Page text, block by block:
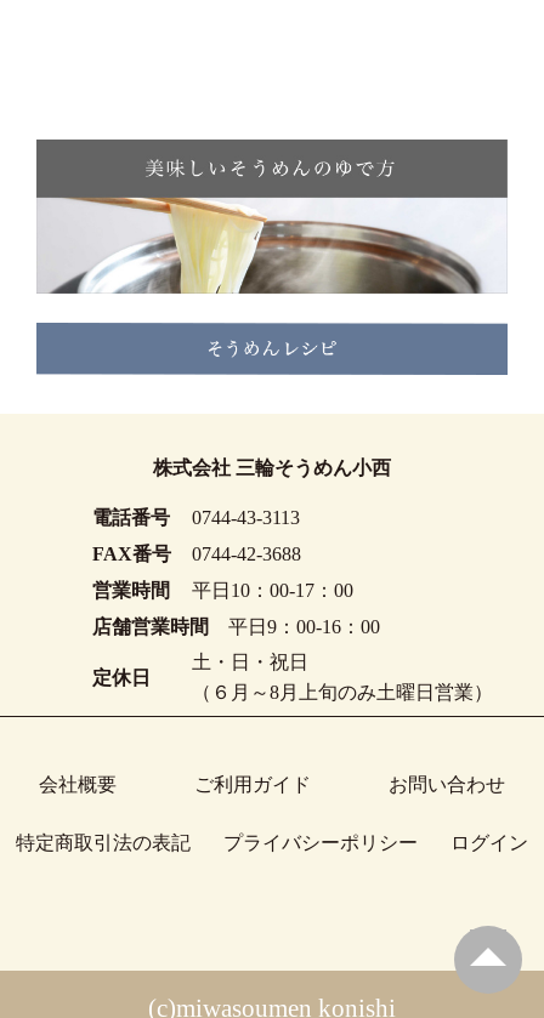
株式会社 三輪そうめん小西
電話番号
0744-43-3113
FAX番号
0744-42-3688
営業時間
平日10：00-17：00
店舗営業時間
平日9：00-16：00
定休日
土・日・祝日
（６月～8月上旬のみ土曜日営業）
会社概要 ご利用ガイド お問い合わせ
特定商取引法の表記 プライバシーポリシー ログイン
(c)miwasoumen konishi